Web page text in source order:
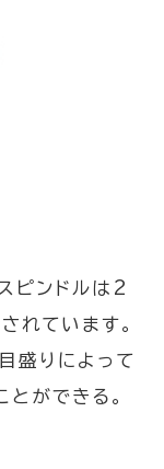
ピンドルは2
れています。
盛りによって
ができる。